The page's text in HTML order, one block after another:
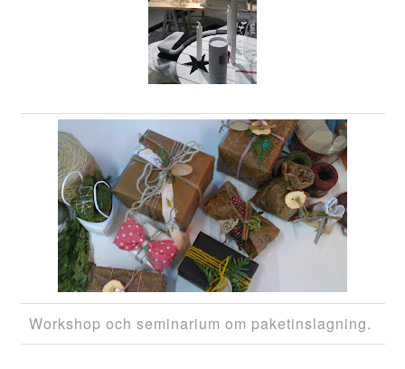
Workshop och seminarium om paketinslagning.